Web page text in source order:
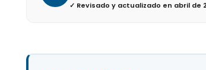
✓ Revisado y actualizado en abril de